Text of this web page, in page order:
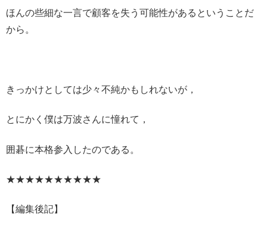
ほんの些細な一言で顧客を失う可能性があるということだ
から。
きっかけとしては少々不純かもしれないが，
とにかく僕は万波さんに憧れて，
囲碁に本格参入したのである。
★★★★★★★★★★
【編集後記】